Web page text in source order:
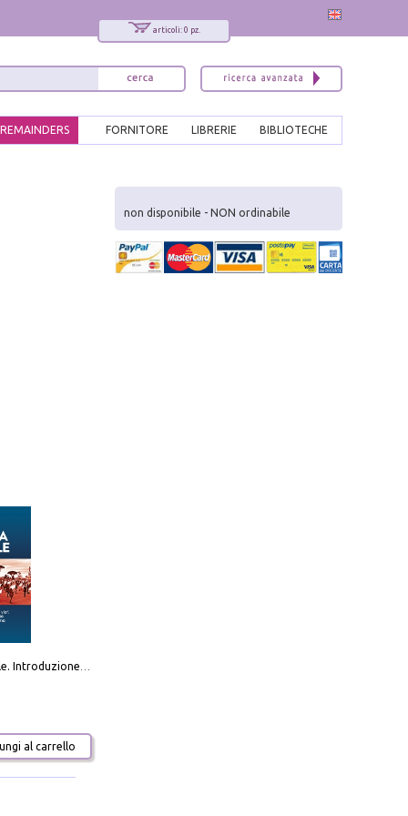
articoli: 0 pz.
BIBLIOTECHE
LIBRERIE
FORNITORE
REMAINDERS
Destra sociale. Introduzione alla «terza via», tra identità, comunità e alternativa al sistema
al carrello
non disponibile - NON ordinabile
x
Interessato ai nostri libri?
Allora iscriviti alla nostra newsletter!
Sarai informato delle nostre novità, potrai
comunque cancellarti quando desideri.